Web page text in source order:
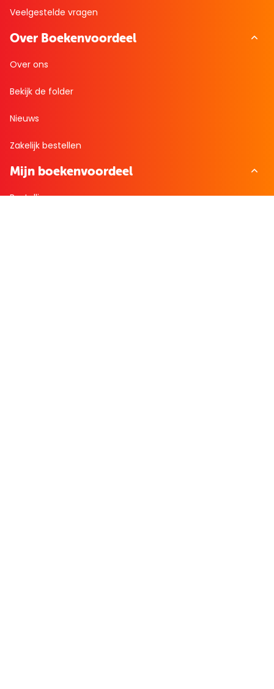
Veelgestelde vragen
Over Boekenvoordeel
Over ons
Bekijk de folder
Nieuws
Zakelijk bestellen
Mijn boekenvoordeel
Bestellingen